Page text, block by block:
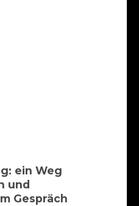
ein Weg
und
Gespräch